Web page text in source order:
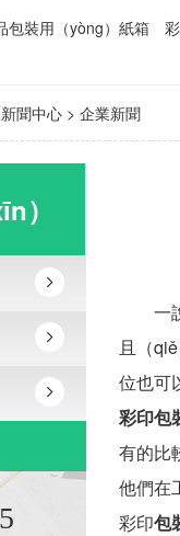
包裝用（yòng）紙箱
新聞中心 > 企業新聞
）
一說
且（
位也可
彩印包
有的比
他們在
彩印包